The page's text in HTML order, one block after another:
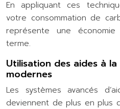
En appliquant ces
votre consommation de
représente une
terme.
Utilisation des aides à
modernes
Les systèmes avancés
deviennent de plus en plus